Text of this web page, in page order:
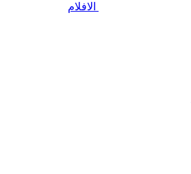
الافلام